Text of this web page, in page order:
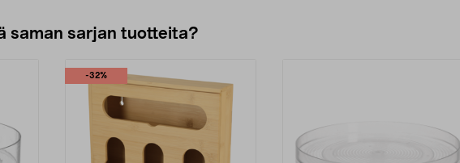
saman sarjan tuotteita?
-32%